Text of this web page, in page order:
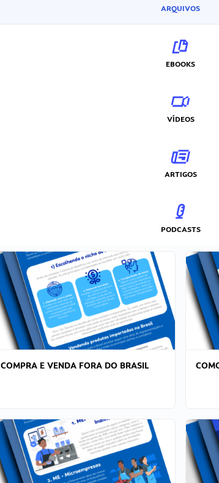
ARQUIVOS
EBOOKS
VÍDEOS
ARTIGOS
PODCASTS
COMPRA E VENDA FORA DO BRASIL